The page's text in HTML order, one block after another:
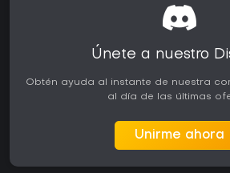
Únete a nuestro
Obtén ayuda al instante de nuestra
al día de las últimas
Unirme ahora